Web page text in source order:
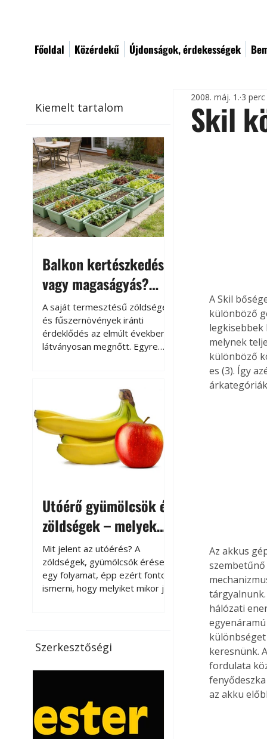
Főoldal Közérdekű Újdonságok, érdekességek
Kiemelt tartalom
Balkon kertészkedés
vagy magaságyás?
Helytakarékos
kertészkedés
A saját termesztésű zöldségek
és fűszernövények iránti
érdeklődés az elmúlt években
látványosan megnőtt. Egyre
kertészkedés sokak számára
kikapcsolódást és feltöltődést
is jelent.
Utóérő gyümölcsök és
zöldségek – melyek
érnek tovább leszedés
után?
Mit jelent az utóérés? A
zöldségek, gyümölcsök érése
egy folyamat, épp ezért fontos
ismerni, hogy melyiket mikor jó
paradicsomot sokszor
gazdasági érettségben, azaz
Utóérik eközben, de nem lesz
olyan ízű, mint amit a saját
kertünkben, biológiai
Szerkesztőségi
Skil
2008. máj. 1. 3
A Skil
különböző
legkisebbek
melynek
különböző
es (3). Így
Az akkus
szembetűnő
tárgyalnunk.
hálózati
keresnünk.
fordulata
az akku